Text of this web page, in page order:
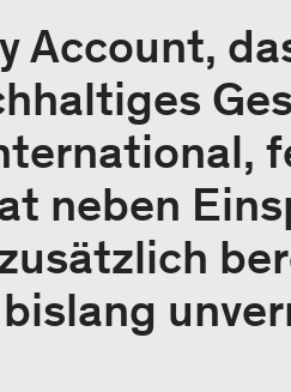
Account,
neben